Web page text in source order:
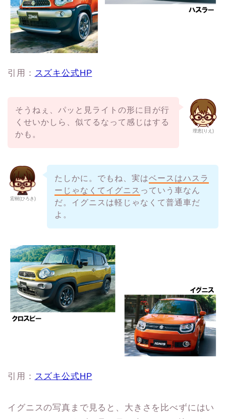
引用： スズキ公式HP
理恵(りえ)
そうねぇ、パッと見ライトの形に目が行
くせいかしら、似てるなって感じはする
かも。
宏樹(ひろき)
たしかに。でもね、実はベースはハスラ
ーじゃなくてイグニス っていう車なん
だ。イグニスは軽じゃなくて普通車だ
よ。
引用： スズキ公式HP
イグニスの写真まで見ると、大きさを比べずにはい